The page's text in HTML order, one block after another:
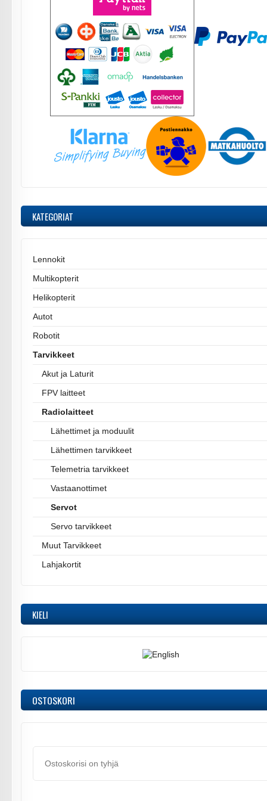
KATEGORIAT
Lennokit
Multikopterit
Helikopterit
Autot
Robotit
Tarvikkeet
Akut ja Laturit
FPV laitteet
Radiolaitteet
Lähettimet ja moduulit
Lähettimen tarvikkeet
Telemetria tarvikkeet
Vastaanottimet
Servot
Servo tarvikkeet
Muut Tarvikkeet
Lahjakortit
KIELI
OSTOSKORI
Ostoskorisi on tyhjä